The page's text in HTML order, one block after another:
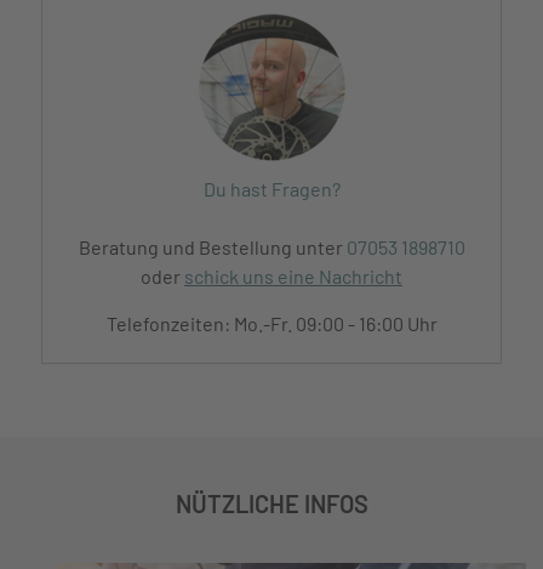
Du hast Fragen?
Beratung und Bestellung unter 07053 1898710
oder schick uns eine Nachricht
Telefonzeiten: Mo.-Fr. 09:00 - 16:00 Uhr
NÜTZLICHE INFOS